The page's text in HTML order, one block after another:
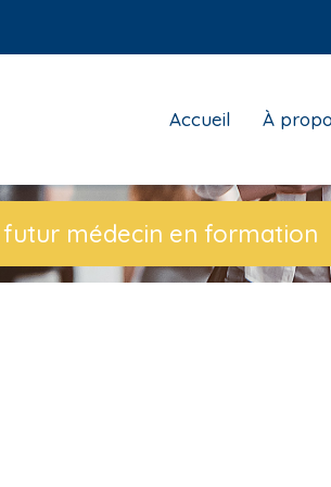
Accueil À
futur médecin en formation